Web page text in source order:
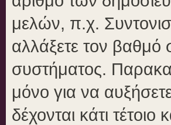
μελών, π.χ.
αλλάξετε τον βαθμό
συστήματος.
μόνο για να
δέχονται κάτι